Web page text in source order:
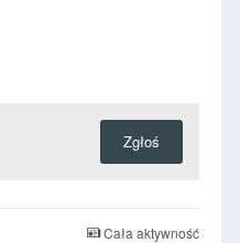
Zgłoś
Cała aktywność